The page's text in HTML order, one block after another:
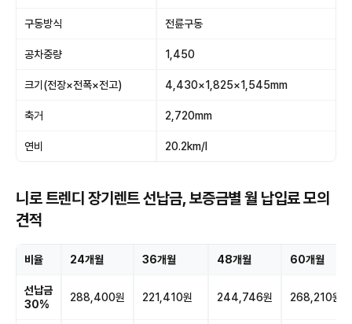
구동방식 전륜구동
공차중량 1,450
크기(전장×전폭×전고) 4,430×1,825×1,545mm
축거 2,720mm
연비 20.2km/l
니로 트렌디 장기렌트 선납금, 보증금별 월 납입료 모의
견적
비율 24개월 36개월 48개월 60개월
선납금
30%
288,400원 221,410원 244,746원 268,210원